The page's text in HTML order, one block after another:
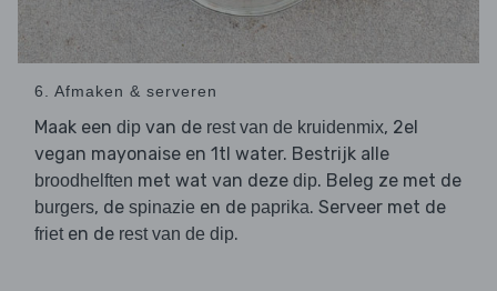
6. Afmaken & serveren
Maak een dip van de rest van de kruidenmix, 2el
vegan mayonaise en 1tl water. Bestrijk alle
broodhelften met wat van deze dip. Beleg ze met de
burgers, de spinazie en de paprika. Serveer met de
frieten de rest van de dip.